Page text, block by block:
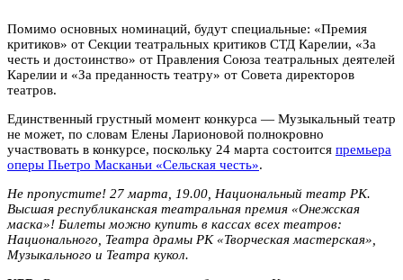
Помимо основных номинаций, будут специальные: «Премия
критиков» от Секции театральных критиков СТД Карелии, «За
честь и достоинство» от Правления Союза театральных деятелей
Карелии и «За преданность театру» от Совета директоров
театров.
Единственный грустный момент конкурса — Музыкальный театр
не может, по словам Елены Ларионовой полнокровно
участвовать в конкурсе, поскольку 24 марта состоится премьера
оперы Пьетро Масканьи «Сельская честь».
Не пропустите! 27 марта, 19.00, Национальный театр РК.
Высшая республиканская театральная премия «Онежская
маска»! Билеты можно купить в кассах всех театров:
Национального, Театра драмы РК «Творческая мастерская»,
Музыкального и Театра кукол.